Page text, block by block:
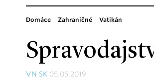
Domáce Zahraničné Vatikán
VN SK 05.05.2019